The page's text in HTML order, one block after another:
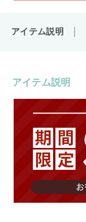
アイテム説明
アイテム説明